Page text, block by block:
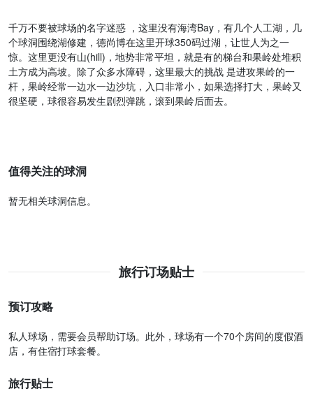
千万不要被球场的名字迷惑 ，这里没有海湾Bay，有几个人工湖，几
个球洞围绕湖修建，德尚博在这里开球350码过湖，让世人为之一
惊。这里更没有山(hill)，地势非常平坦，就是有的梯台和果岭处堆积
土方成为高坡。除了众多水障碍，这里最大的挑战 是进攻果岭的一
杆，果岭经常一边水一边沙坑，入口非常小，如果选择打大，果岭又
很坚硬，球很容易发生剧烈弹跳，滚到果岭后面去。
值得关注的球洞
暂无相关球洞信息。
旅行订场贴士
预订攻略
私人球场，需要会员帮助订场。此外，球场有一个70个房间的度假酒
店，有住宿打球套餐。
旅行贴士